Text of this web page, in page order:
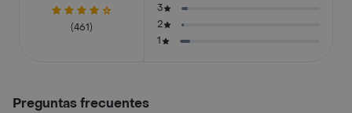
(461)
3
2
1
Preguntas frecuentes